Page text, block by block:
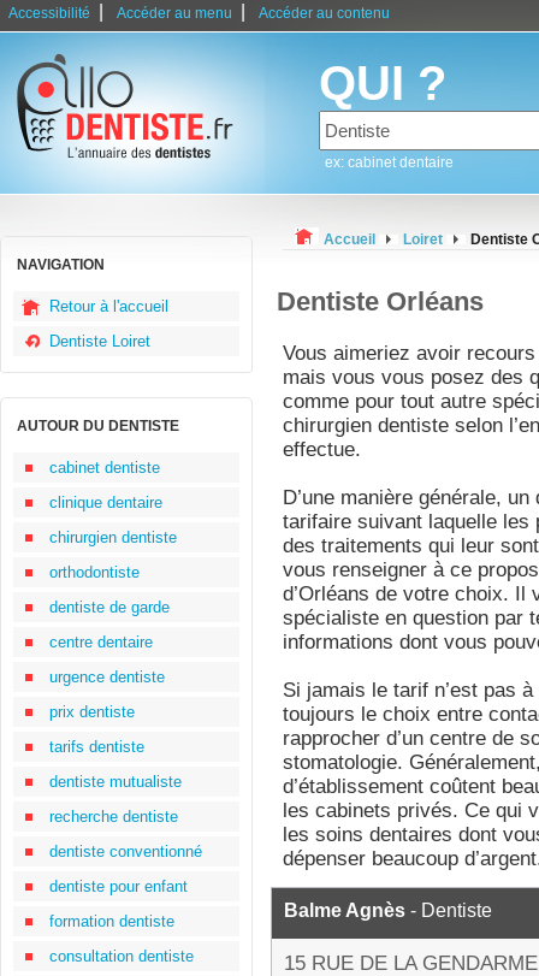
Accessibilité Accéder au menu Accéder au contenu
QUI ?
ex: cabinet dentaire
NAVIGATION
Retour à l'accueil
Dentiste Loiret
AUTOUR DU DENTISTE
cabinet dentiste
clinique dentaire
chirurgien dentiste
orthodontiste
dentiste de garde
centre dentaire
urgence dentiste
prix dentiste
tarifs dentiste
dentiste mutualiste
recherche dentiste
dentiste conventionné
dentiste pour enfant
formation dentiste
consultation dentiste
Accueil Loiret Dentiste
Dentiste Orléans
Vous aimeriez avoir
mais vous vous posez des
comme pour tout autre
chirurgien dentiste selon
effectue.
D’une manière générale,
tarifaire suivant laquelle les
des traitements qui leur
vous renseigner à ce
d’Orléans de votre choix. Il
spécialiste en question par
informations dont vous
Si jamais le tarif n’est pas
toujours le choix entre
rapprocher d’un centre de
stomatologie.
d’établissement coûtent
les cabinets privés. Ce qui
les soins dentaires dont
dépenser beaucoup
Balme Agnès - Dentiste
15 RUE DE LA